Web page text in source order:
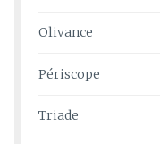
Olivance
Périscope
Triade